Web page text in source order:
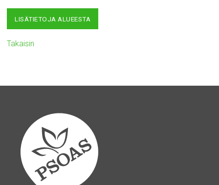
LISÄTIETOJA ALUEESTA
Takaisin